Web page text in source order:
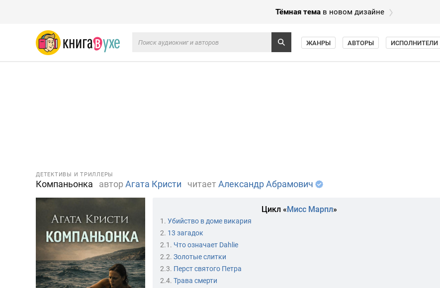
Тёмная тема в новом дизайне
ЖАНРЫ АВТОРЫ ИСПОЛНИТЕЛИ
ДЕТЕКТИВЫ И ТРИЛЛЕРЫ
Компаньонка авторАгата Кристи читаетАлександр Абрамович
Цикл «Мисс Марпл»
1. Убийство в доме викария
2. 13 загадок
2.1. Что означает Dahlie
2.2. Золотые слитки
2.3. Перст святого Петра
2.4. Трава смерти